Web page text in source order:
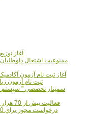
آغاز
ممنوعيت اشتغال
آغاز ثبت نام آزمون
ثبت نام آزمون
سمينار تخصصي " سيستم
فعاليت بيش از 70 هزار عضو هيات علمي در دانشگاه آزاد
درخواست مجوز براي 150 رشته ارشد علوم پزشکي آزاد